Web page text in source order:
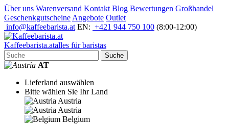
Über uns Warenversand Kontakt Blog Bewertungen Großhandel
Geschenkgutscheine Angebote Outlet
info@kaffeebarista.at EN: +421 944 750 100 (8:00-12:00)
Kaffeebarista.atalles für baristas
Suche
AT
Lieferland auswählen
Bitte wählen Sie Ihr Land
Austria
Austria
Belgium